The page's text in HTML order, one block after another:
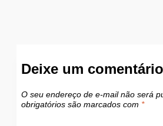
Deixe um comentário
O seu endereço de e-mail não será
obrigatórios são marcados com *